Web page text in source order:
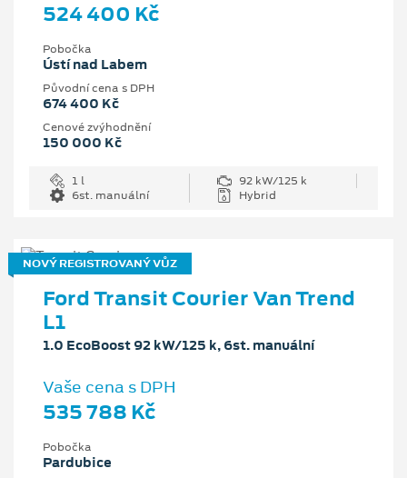
524 400 Kč
Pobočka
Ústí nad Labem
Původní cena s DPH
674 400 Kč
Cenové zvýhodnění
150 000 Kč
1 l
92 kW/125 k
6st. manuální
Hybrid
NOVÝ REGISTROVANÝ VŮZ
Ford Transit Courier Van Trend
L1
1.0 EcoBoost 92 kW/125 k, 6st. manuální
Vaše cena s DPH
535 788 Kč
Pobočka
Pardubice